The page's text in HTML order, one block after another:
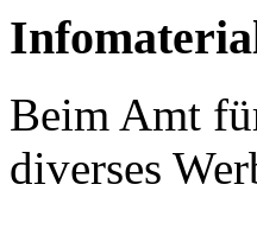
Beim Amt
diverses